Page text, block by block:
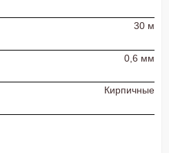
30 м
0,6 мм
Кирпичные